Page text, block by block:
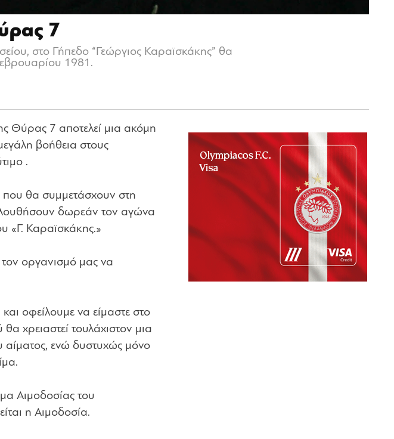
7
στο Γήπεδο “Γεώργιος Καραϊσκάκης” θα
1981.
Θύρας 7 αποτελεί μια ακόμη
βοήθεια στους
.
θα συμμετάσχουν στη
δωρεάν τον αγώνα
«Γ. Καραϊσκάκης.»
οργανισμό μας να
οφείλουμε να είμαστε στο
χρειαστεί τουλάχιστον μια
αίματος, ενώ δυστυχώς μόνο
Αιμοδοσίας του
η Αιμοδοσία.